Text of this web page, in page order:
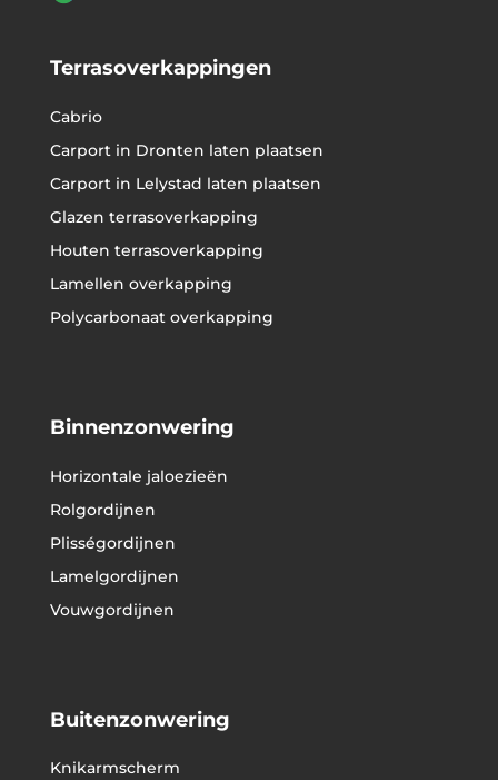
Terrasoverkappingen
Cabrio
Carport in Dronten laten plaatsen
Carport in Lelystad laten plaatsen
Glazen terrasoverkapping
Houten terrasoverkapping
Lamellen overkapping
Polycarbonaat overkapping
Binnenzonwering
Horizontale jaloezieën
Rolgordijnen
Plisségordijnen
Lamelgordijnen
Vouwgordijnen
Buitenzonwering
Knikarmscherm